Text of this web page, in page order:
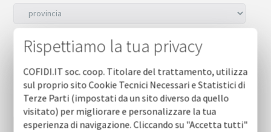
Desidero iscrivermi alla NEWSLETTER *
sì
no
Rispettiamo la tua privacy
COFIDI.IT soc. coop. Titolare del trattamento, utilizza
sul proprio sito Cookie Tecnici Necessari e Statistici di
Terze Parti (impostati da un sito diverso da quello
visitato) per migliorare e personalizzare la tua
esperienza di navigazione. Cliccando su "Accetta tutti"